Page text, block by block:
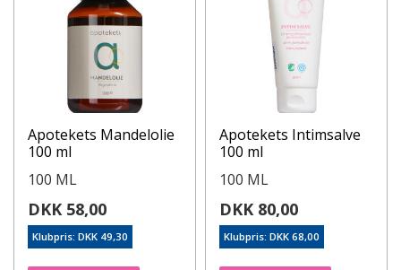
Apotekets Mandelolie
100 ml
100 ML
DKK 58,00
Klubpris: DKK 49,30
Apotekets Intimsalve
100 ml
100 ML
DKK 80,00
Klubpris: DKK 68,00